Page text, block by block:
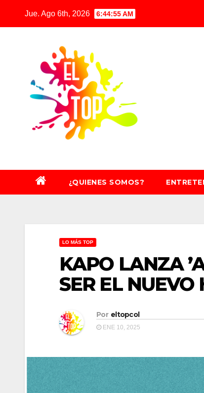
Jue. Ago 6th, 2026 6:44:57 AM
¿QUIENES SOMOS?
LO MÁS TOP
KAPO LANZA
SER EL
Por eltopcol
ENE 10, 2025